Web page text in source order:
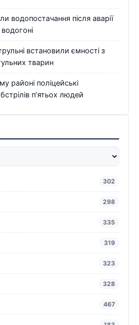
водопостачання після аварії
встановили ємності з
тварин
районі поліцейські
п’ятьох людей
302
298
335
319
323
328
467